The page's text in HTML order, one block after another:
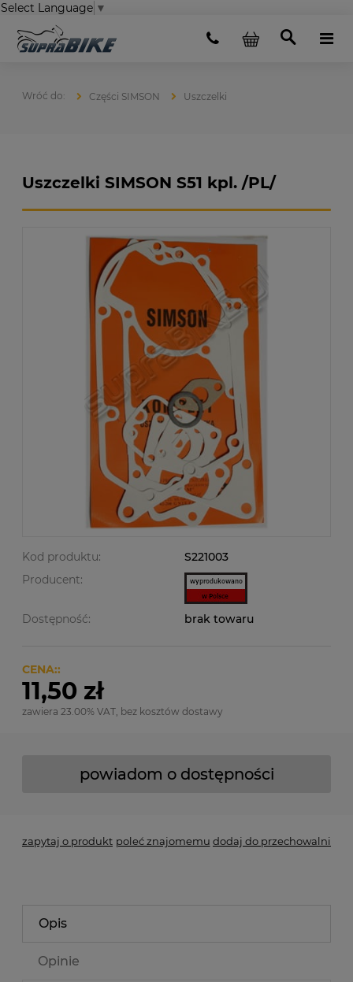
Select Language ▼
Części SIMSON Uszczelki
Uszczelki SIMSON S51 kpl. /PL/
Kod produktu:
S221003
Producent:
Dostępność: brak towaru
CENA::
11,50 zł
zawiera 23.00% VAT, bez kosztów dostawy
powiadom o dostępności
zapytaj o produkt poleć znajomemu dodaj do przechowalni
Opis
Opinie